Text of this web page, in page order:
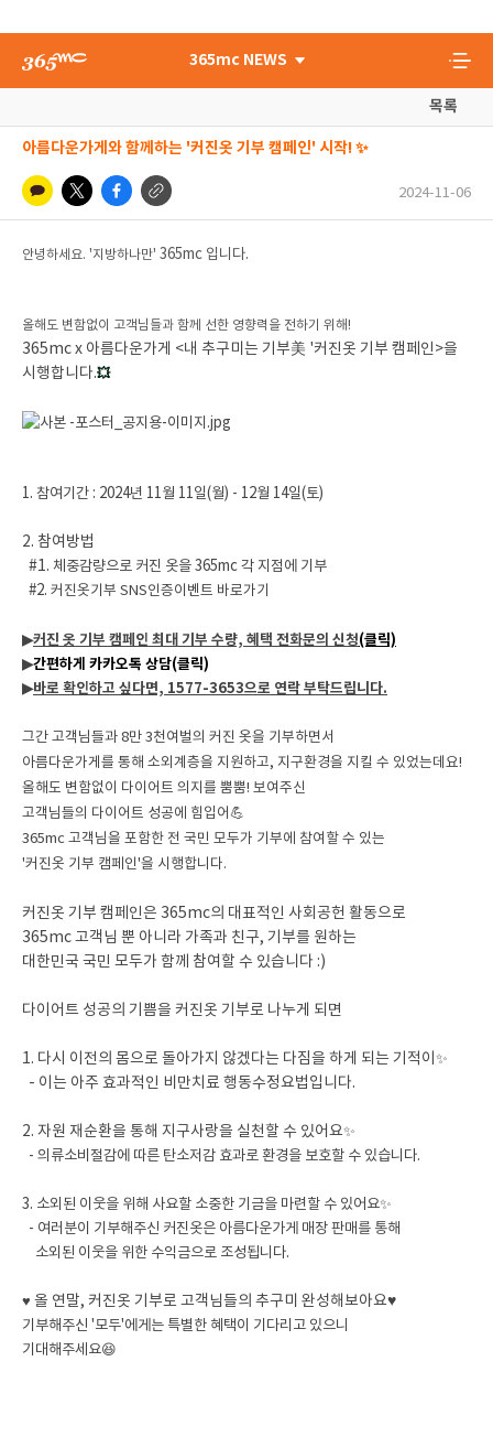
365mc NEWS
목록
아름다운가게와 함께하는 '커진옷 기부 캠페인' 시작! ✨
2024-11-06
안녕하세요. '지방하나만' 365mc 입니다.
올해도 변함없이 고객님들과 함께 선한 영향력을 전하기 위해!
365mc x 아름다운가게 <내 추구미는 기부美 '커진옷 기부 캠페인>을
시행합니다.💥
1. 참여기간 : 2024년 11월 11일(월) - 12월 14일(토)
2. 참여방법
#1. 체중감량으로 커진 옷을 365mc 각 지점에 기부
#2. 커진옷기부 SNS인증이벤트 바로가기
▶커진 옷 기부 캠페인 최대 기부 수량, 혜택 전화문의 신청(클릭)
▶간편하게 카카오톡 상담(클릭)
▶바로 확인하고 싶다면, 1577-3653으로 연락 부탁드립니다.
그간 고객님들과 8만 3천여벌의 커진 옷을 기부하면서
아름다운가게를 통해 소외계층을 지원하고, 지구환경을 지킬 수 있었는데요!
올해도 변함없이 다이어트 의지를 뿜뿜! 보여주신
고객님들의 다이어트 성공에 힘입어 💪
365mc 고객님을 포함한 전 국민 모두가 기부에 참여할 수 있는
'커진옷 기부 캠페인'을 시행합니다.
커진옷 기부 캠페인은 365mc의 대표적인 사회공헌 활동으로
365mc 고객님 뿐 아니라 가족과 친구, 기부를 원하는
대한민국 국민 모두가 함께 참여할 수 있습니다 :)
다이어트 성공의 기쁨을 커진옷 기부로 나누게 되면
1. 다시 이전의 몸으로 돌아가지 않겠다는 다짐을 하게 되는 기적이 ✨
- 이는 아주 효과적인 비만치료 행동수정요법입니다.
2. 자원 재순환을 통해 지구사랑을 실천할 수 있어요✨
- 의류소비절감에 따른 탄소저감 효과로 환경을 보호할 수 있습니다.
3. 소외된 이웃을 위해 사요할 소중한 기금을 마련할 수 있어요✨
- 여러분이 기부해주신 커진옷은 아름다운가게 매장 판매를 통해
소외된 이웃을 위한 수익금으로 조성됩니다.
♥ 올 연말, 커진옷 기부로 고객님들의 추구미 완성해보아요♥
기부해주신 '모두'에게는 특별한 혜택이 기다리고 있으니
기대해주세요😆